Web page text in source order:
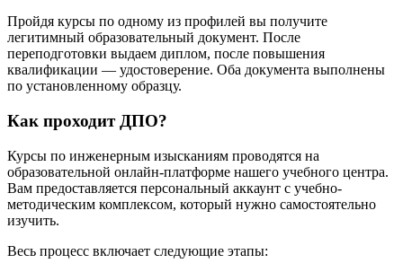
Пройдя курсы по одному из профилей вы получите
легитимный образовательный документ. После
переподготовки выдаем диплом, после повышения
квалификации — удостоверение. Оба документа выполнены
по установленному образцу.
Как проходит ДПО?
Курсы по инженерным изысканиям проводятся на
образовательной онлайн-платформе нашего учебного центра.
Вам предоставляется персональный аккаунт с учебно-
методическим комплексом, который нужно самостоятельно
изучить.
Весь процесс включает следующие этапы: